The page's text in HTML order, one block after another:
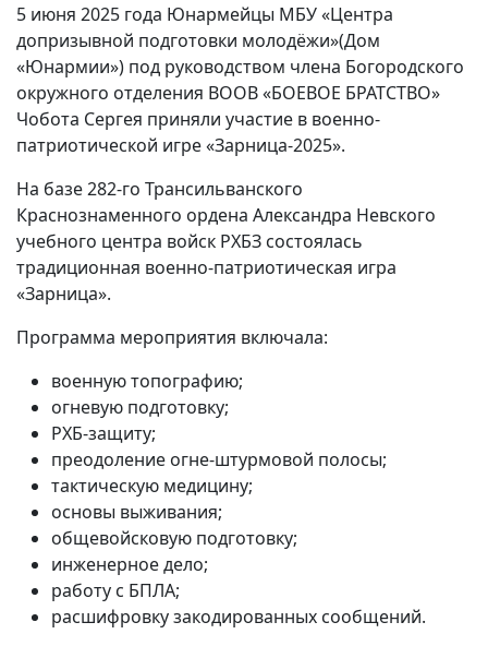
5 июня 2025 года Юнармейцы МБУ «Центра
допризывной подготовки молодёжи»(Дом
«Юнармии») под руководством члена Богородского
окружного отделения ВООВ «БОЕВОЕ БРАТСТВО»
Чобота Сергея приняли участие в военно-
патриотической игре «Зарница-2025».
На базе 282-го Трансильванского
Краснознаменного ордена Александра Невского
учебного центра войск РХБЗ состоялась
традиционная военно-патриотическая игра
«Зарница».
Программа мероприятия включала:
военную топографию;
огневую подготовку;
РХБ-защиту;
преодоление огне-штурмовой полосы;
тактическую медицину;
основы выживания;
общевойсковую подготовку;
инженерное дело;
работу с БПЛА;
расшифровку закодированных сообщений.